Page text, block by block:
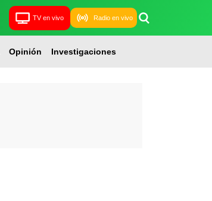
TV en vivo Radio en vivo
Opinión Investigaciones